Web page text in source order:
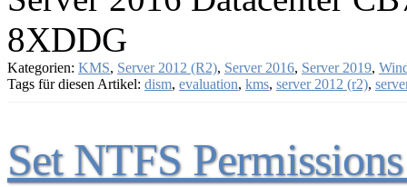
8XDDG
Kategorien: KMS, Server 2012 (R2), Server 2016, Server 2019,
Tags für diesen Artikel: dism, evaluation, kms, server 2012 (r2),
Set NTFS